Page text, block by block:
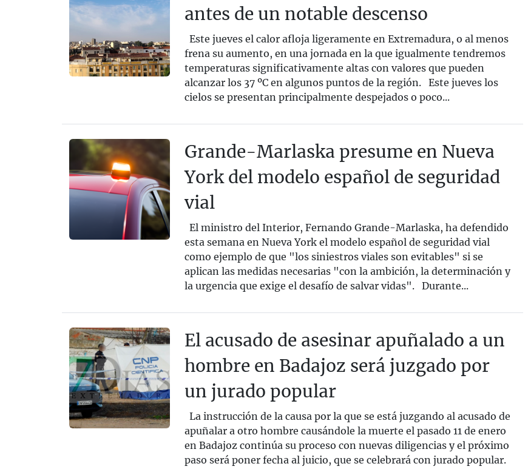
antes de un notable descenso
Este jueves el calor afloja ligeramente en Extremadura, o al menos
frena su aumento, en una jornada en la que igualmente tendremos
temperaturas significativamente altas con valores que pueden
alcanzar los 37 ºC en algunos puntos de la región. Este jueves los
cielos se presentan principalmente despejados o poco...
Grande-Marlaska presume en Nueva
York del modelo español de seguridad
vial
El ministro del Interior, Fernando Grande-Marlaska, ha defendido
esta semana en Nueva York el modelo español de seguridad vial
como ejemplo de que "los siniestros viales son evitables" si se
aplican las medidas necesarias "con la ambición, la determinación y
la urgencia que exige el desafío de salvar vidas". Durante...
El acusado de asesinar apuñalado a un
hombre en Badajoz será juzgado por
un jurado popular
La instrucción de la causa por la que se está juzgando al acusado de
apuñalar a otro hombre causándole la muerte el pasado 11 de enero
en Badajoz continúa su proceso con nuevas diligencias y el próximo
paso será poner fecha al juicio, que se celebrará con jurado popular.